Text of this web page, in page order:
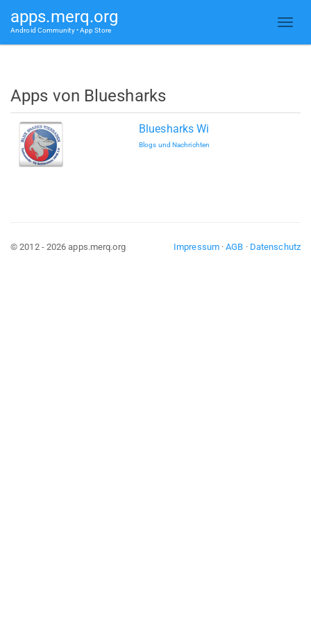
apps.merq.org
Android Community • App Store
Apps von Bluesharks
Bluesharks Wi
Blogs und Nachrichten
Impressum·AGB · Datenschutz
© 2012 - 2026 apps.merq.org